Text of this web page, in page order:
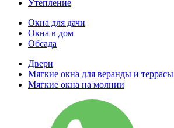
Утепление
Окна для дачи
Окна в дом
Обсада
Двери
Мягкие окна для веранды и террасы
Мягкие окна на молнии